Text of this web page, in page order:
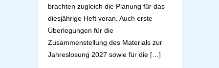
brachten zugleich die Planung für das
diesjährige Heft voran. Auch erste
Überlegungen für die
Zusammenstellung des Materials zur
Jahreslosung 2027 sowie für die […]